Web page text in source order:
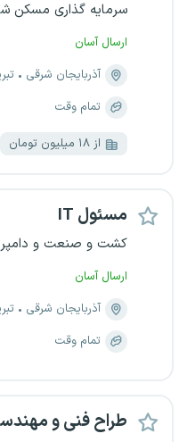
سرمایه گذاری مسکن
ارسال آسان
آذربایجان شرقی
تمام وقت
از ۱۸ میلیون تومان
مسئول IT
کشت و صنعت و
ارسال آسان
آذربایجان شرقی
تمام وقت
طراح فنی و